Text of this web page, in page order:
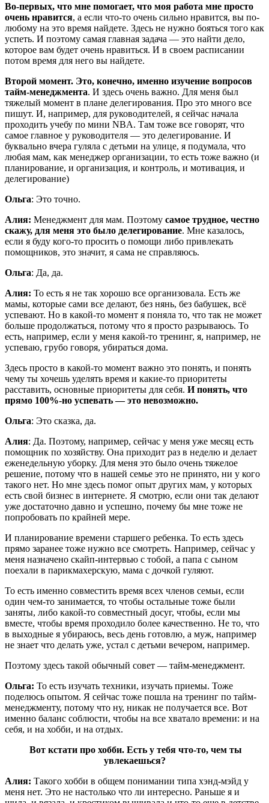
Во-первых, что мне помогает, что моя работа мне просто
очень нравится, а если что-то очень сильно нравится, вы по-
любому на это время найдете. Здесь не нужно бояться того как
успеть. И поэтому самая главная задача — это найти дело,
которое вам будет очень нравиться. И в своем расписании
потом время для него вы найдете.
Второй момент. Это, конечно, именно изучение вопросов
тайм-менеджмента. И здесь очень важно. Для меня был
тяжелый момент в плане делегирования. Про это много все
пишут. И, например, для руководителей, я сейчас начала
проходить учебу по мини NBA. Там тоже все говорят, что
самое главное у руководителя — это делегирование. И
буквально вчера гуляла с детьми на улице, я подумала, что
любая мам, как менеджер организации, то есть тоже важно (и
планирование, и организация, и контроль, и мотивация, и
делегирование)
Ольга: Это точно.
Алия: Менеджмент для мам. Поэтому самое трудное, честно
скажу, для меня это было делегирование. Мне казалось,
если я буду кого-то просить о помощи либо привлекать
помощников, это значит, я сама не справляюсь.
Ольга: Да, да.
Алия: То есть я не так хорошо все организовала. Есть же
мамы, которые сами все делают, без нянь, без бабушек, всё
успевают. Но в какой-то момент я поняла то, что так не может
больше продолжаться, потому что я просто разрываюсь. То
есть, например, если у меня какой-то тренинг, я, например, не
успеваю, грубо говоря, убираться дома.
Здесь просто в какой-то момент важно это понять, и понять
чему ты хочешь уделять время и какие-то приоритеты
расставить, основные приоритеты для себя. И понять, что
прямо 100%-но успевать — это невозможно.
Ольга: Это сказка, да.
Алия: Да. Поэтому, например, сейчас у меня уже месяц есть
помощник по хозяйству. Она приходит раз в неделю и делает
еженедельную уборку. Для меня это было очень тяжелое
решение, потому что в нашей семье это не принято, ни у кого
такого нет. Но мне здесь помог опыт других мам, у которых
есть свой бизнес в интернете. Я смотрю, если они так делают
уже достаточно давно и успешно, почему бы мне тоже не
попробовать по крайней мере.
И планирование времени старшего ребенка. То есть здесь
прямо заранее тоже нужно все смотреть. Например, сейчас у
меня назначено скайп-интервью с тобой, а папа с сыном
поехали в парикмахерскую, мама с дочкой гуляют.
То есть именно совместить время всех членов семьи, если
один чем-то занимается, то чтобы остальные тоже были
заняты, либо какой-то совместный досуг, чтобы, если мы
вместе, чтобы время проходило более качественно. Не то, что
в выходные я убираюсь, весь день готовлю, а муж, например
не знает что делать уже, устал с детьми вечером, например.
Поэтому здесь такой обычный совет — тайм-менеджмент.
Ольга: То есть изучать техники, изучать приемы. Тоже
поделюсь опытом. Я сейчас тоже пошла на тренинг по тайм-
менеджменту, потому что ну, никак не получается все. Вот
именно баланс соблюсти, чтобы на все хватало времени: и на
себя, и на хобби, и на отдых.
Вот кстати про хобби. Есть у тебя что-то, чем ты
увлекаешься?
Алия: Такого хобби в общем понимании типа хэнд-мэйд у
меня нет. Это не настолько что ли интересно. Раньше я и